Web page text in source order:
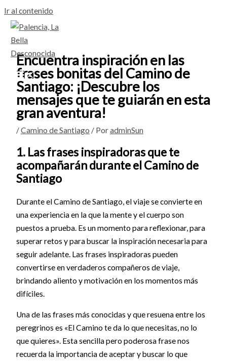
Ir al contenido
Encuentra inspiración en las
frases bonitas del Camino de
Santiago: ¡Descubre los
mensajes que te guiarán en esta
gran aventura!
/Camino de Santiago / PoradminSun
1. Las frases inspiradoras que te
acompañarán durante el Camino de
Santiago
Durante el Camino de Santiago, el viaje se convierte en
una experiencia en la que la mente y el cuerpo son
puestos a prueba. Es un momento para reflexionar, para
superar retos y para buscar la inspiración necesaria para
seguir adelante. Las frases inspiradoras pueden
convertirse en verdaderos compañeros de viaje,
brindando aliento y motivación en los momentos más
difíciles.
Una de las frases más conocidas y que resuena entre los
peregrinos es «El Camino te da lo que necesitas, no lo
que quieres». Esta sencilla pero poderosa frase nos
recuerda la importancia de aceptar y buscar lo que